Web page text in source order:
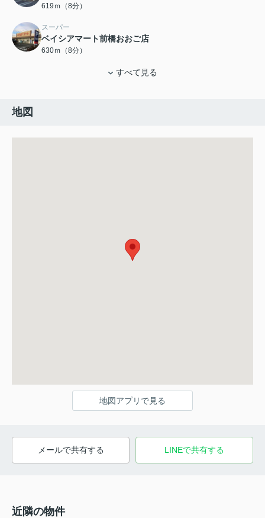
619ｍ（8分）
スーパー
ベイシアマート前橋おおご店
630ｍ（8分）
すべて見る
地図
地図アプリで見る
メールで共有する LINEで共有する
近隣の物件